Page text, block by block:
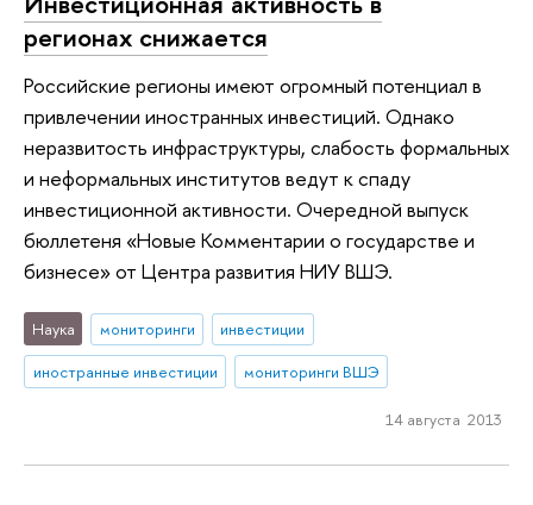
регионах снижается
Российские регионы имеют огромный потенциал в
привлечении иностранных инвестиций. Однако
неразвитость инфраструктуры, слабость формальных
и неформальных институтов ведут к спаду
инвестиционной активности. Очередной выпуск
бюллетеня «Новые Комментарии о государстве и
бизнесе» от Центра развития НИУ ВШЭ.
Наука мониторинги
инвестиции
иностранные инвестиции
мониторинги ВШЭ
14 августа 2013